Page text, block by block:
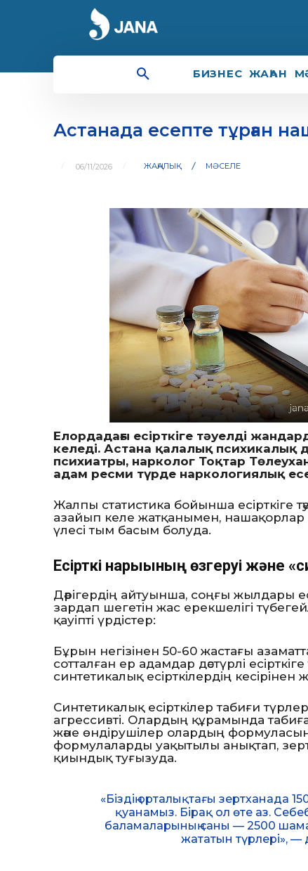
БИЗНЕС ЖАҺАН
Астанада есепте тұрған
06/11/2026 ЖАҢАЛЫҚ МӘСЕЛЕ
Елордадағы есірткіге тәуелді
келеді. Астана қалалық психикалық
психиатры, нарколог Тоқтар
адам ресми түрде наркологиялық
Жалпы статистика бойынша есірткіге
азайып келе жатқанымен,
үлесі тым басым болуда.
Есірткі нарығының өзгеруі және
Дәрігердің айтуынша, соңғы жылдары
зардап шегетін жас ерекшелігі
қауіпті үрдістер:
Бұрын негізінен 50-60 жастағы
сотталған ер адамдар дәстүрлі
синтетикалық есірткілердің
Синтетикалық есірткілер табиғи
агрессивті. Олардың құрамында
және өндірушілер олардың
формулаларды уақытылы анықтап,
қиындық туғызуда.
«Біздің орталықтағы зертханада
қуанамыз. Бірақ ол өте аз.
баламаларының саны — 2500
жататын түрлері», —